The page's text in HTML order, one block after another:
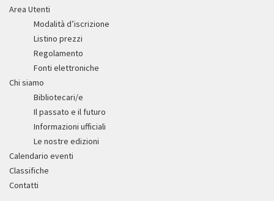
Area Utenti
Modalità d’iscrizione
Listino prezzi
Regolamento
Fonti elettroniche
Chi siamo
Bibliotecari/e
Il passato e il futuro
Informazioni ufficiali
Le nostre edizioni
Calendario eventi
Classifiche
Contatti